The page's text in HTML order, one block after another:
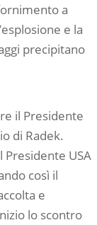
a
e la
precipitano
il Presidente
di Radek.
USA
così il
e
lo scontro